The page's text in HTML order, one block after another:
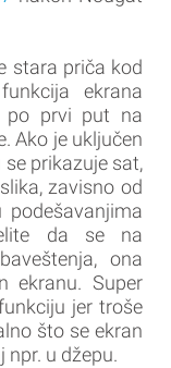
stara priča kod
ekrana
po prvi put na
Ako je uključen
prikazuje sat,
zavisno od
da se na
ona
ekranu. Super
jer troše
što se ekran
npr. u džepu.